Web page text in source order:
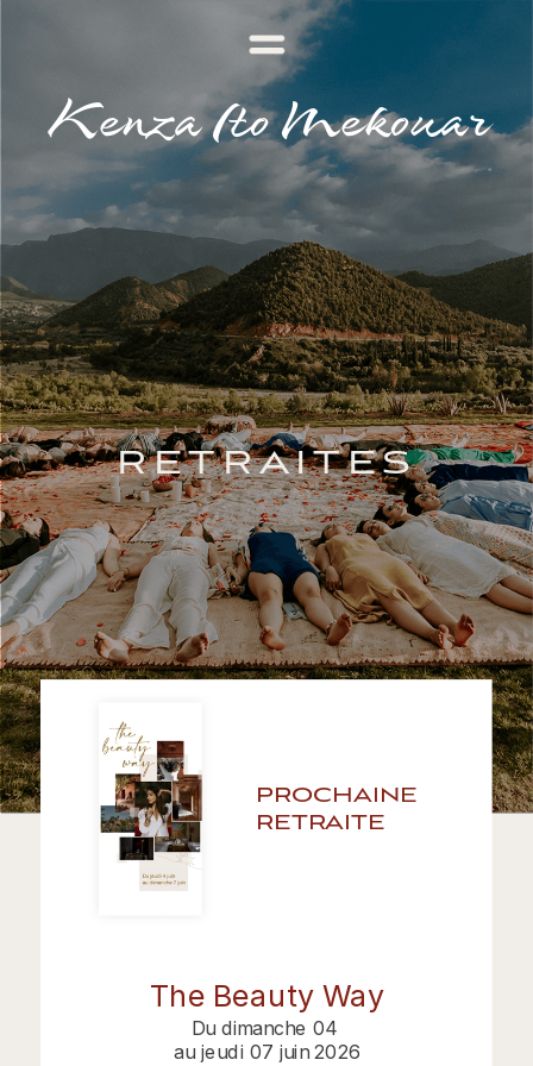
Kenza Ito Mekouar
RETRAITES
prochaine
retraite
The Beauty Way
Du dimanche 04
au jeudi 07 juin 2026